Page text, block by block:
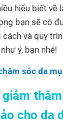
hiểu biết về
bạn sẽ có
và quy
ý, bạn nhé!
sóc da
cho da